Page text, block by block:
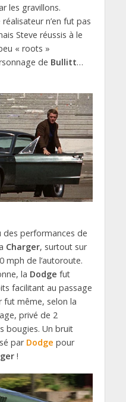
les gravillons.
n’en fut pas
Steve réussis à le
« roots »
de Bullitt…
des performances de
Charger, surtout sur
mph de l’autoroute.
la Dodge fut
facilitant au passage
même, selon la
privé de 2
bougies. Un bruit
par Dodge pour
!